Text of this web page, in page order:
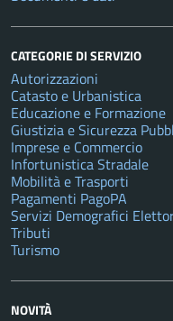
CATEGORIE DI SERVIZIO
Autorizzazioni
Catasto e Urbanistica
Educazione e Formazione
Giustizia e Sicurezza
Imprese e Commercio
Infortunistica Stradale
Mobilità e Trasporti
Pagamenti PagoPA
Servizi Demografici
Tributi
Turismo
NOVITÀ